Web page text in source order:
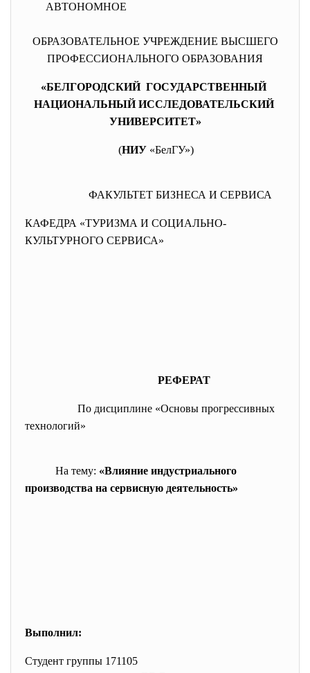
АВТОНОМНОЕ
ОБРАЗОВАТЕЛЬНОЕ УЧРЕЖДЕНИЕ ВЫСШЕГО
ПРОФЕССИОНАЛЬНОГО ОБРАЗОВАНИЯ
«БЕЛГОРОДСКИЙ ГОСУДАРСТВЕННЫЙ
НАЦИОНАЛЬНЫЙ ИССЛЕДОВАТЕЛЬСКИЙ
УНИВЕРСИТЕТ»
(НИУ «БелГУ»)
ФАКУЛЬТЕТ БИЗНЕСА И СЕРВИСА
КАФЕДРА «ТУРИЗМА И СОЦИАЛЬНО-
КУЛЬТУРНОГО СЕРВИСА»
РЕФЕРАТ
По дисциплине «Основы прогрессивных
технологий»
На тему: «Влияние индустриального
производства на сервисную деятельность»
Выполнил:
Студент группы 171105